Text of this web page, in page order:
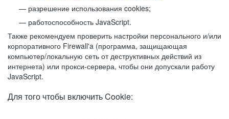
разрешение использования cookies;
работоспособность JavaScript.
Также рекомендуем проверить настройки персонального и/или
корпоративного Firewall'a (программа, защищающая
компьютер/локальную сеть от деструктивных действий из
интернета) или прокси-сервера, чтобы они допускали работу
JavaScript.
Для того чтобы включить Cookie: